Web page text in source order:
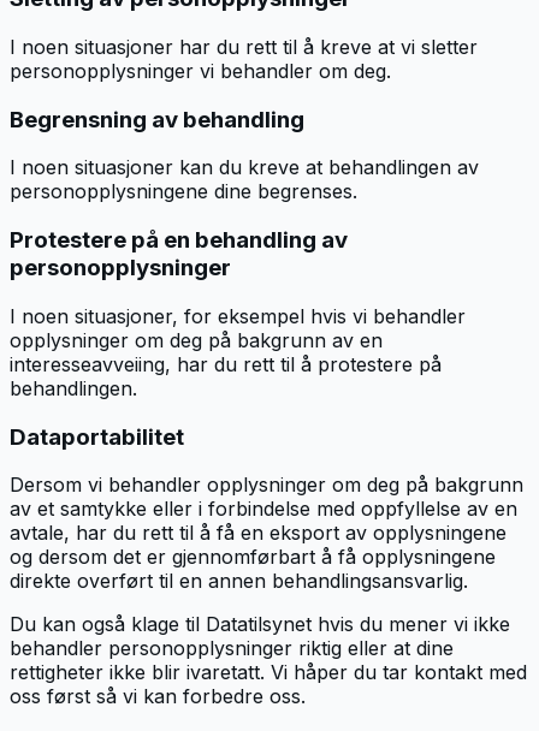
I noen situasjoner har du rett til å kreve at vi sletter
personopplysninger vi behandler om deg.
Begrensning av behandling
I noen situasjoner kan du kreve at behandlingen av
personopplysningene dine begrenses.
Protestere på en behandling av
personopplysninger
I noen situasjoner, for eksempel hvis vi behandler
opplysninger om deg på bakgrunn av en
interesseavveiing, har du rett til å protestere på
behandlingen.
Dataportabilitet
Dersom vi behandler opplysninger om deg på bakgrunn
av et samtykke eller i forbindelse med oppfyllelse av en
avtale, har du rett til å få en eksport av opplysningene
og dersom det er gjennomførbart å få opplysningene
direkte overført til en annen behandlingsansvarlig.
Du kan også klage til Datatilsynet hvis du mener vi ikke
behandler personopplysninger riktig eller at dine
rettigheter ikke blir ivaretatt. Vi håper du tar kontakt med
oss først så vi kan forbedre oss.